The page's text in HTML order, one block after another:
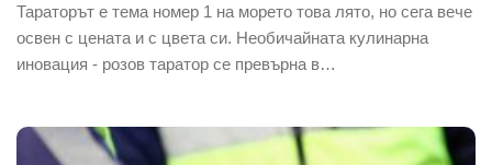
Тараторът е тема номер 1 на морето това лято, но сега вече
освен с цената и с цвета си. Необичайната кулинарна
иновация - розов таратор се превърна в…